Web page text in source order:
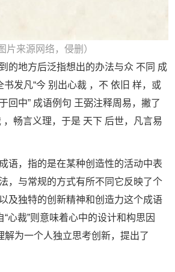
片来源网络，侵删）
的地方后泛指想出的办法与众 不同 成
书发凡“今 别出心裁 ，不 依旧 样，或
回中” 成语例句 王弼注释周易，撇了
，畅言义理，于是 天下 后世，凡言易
语，指的是在某种创造性的活动中表
，与常规的方式有所不同它反映了个
及独特的创新精神和创造力这个成语
“心裁”则意味着心中的设计和构思因
解为一个人独立思考创新，提出了